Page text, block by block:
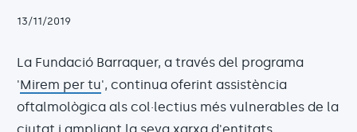
13/11/2019
La Fundació Barraquer, a través del programa
'Mirem per tu', continua oferint assistència
oftalmològica als col·lectius més vulnerables de la
ciutat i ampliant la seva xarxa d'entitats